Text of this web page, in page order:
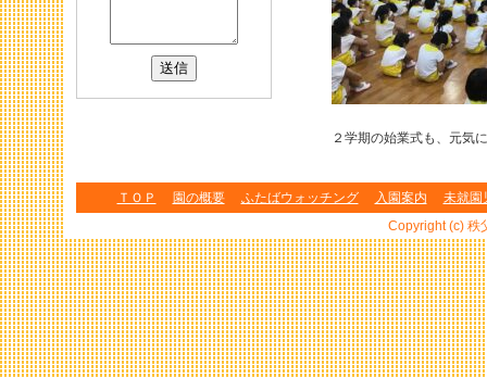
２学期の始業式も、元気
ＴＯＰ 園の概要 ふたばウォッチング 入園案内
未就園
Copyright (c) 秩